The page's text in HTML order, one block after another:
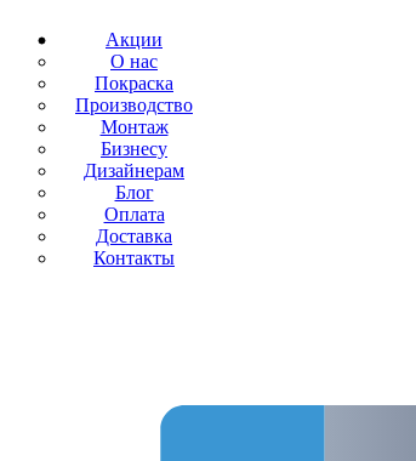
Акции
О нас
Покраска
Производство
Монтаж
Бизнесу
Дизайнерам
Блог
Оплата
Доставка
Контакты